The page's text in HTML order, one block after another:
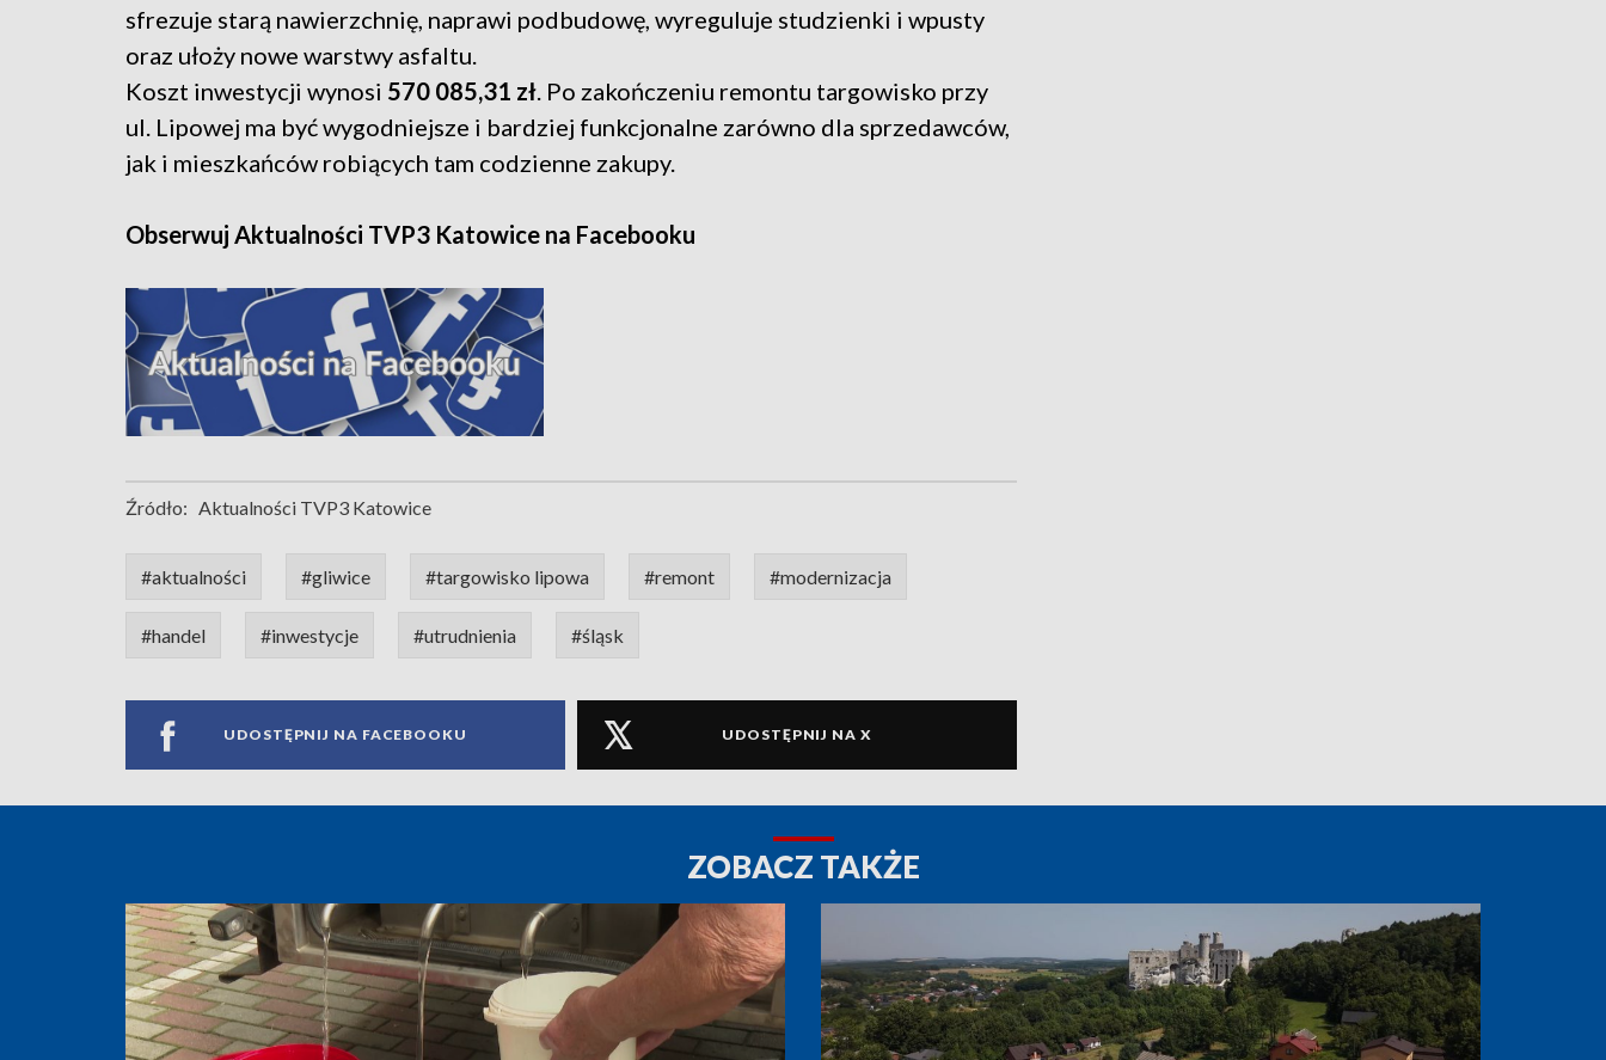
sfrezuje starą nawierzchnię, naprawi podbudowę, wyreguluje studzienki i wpusty
oraz ułoży nowe warstwy asfaltu.
Koszt inwestycji wynosi 570 085,31 zł. Po zakończeniu remontu targowisko przy
ul. Lipowej ma być wygodniejsze i bardziej funkcjonalne zarówno dla sprzedawców,
jak i mieszkańców robiących tam codzienne zakupy.
Obserwuj Aktualności TVP3 Katowice na Facebooku
Źródło: Aktualności TVP3 Katowice
#aktualności #gliwice #targowisko lipowa #remont #modernizacja
#handel #inwestycje #utrudnienia #śląsk
UDOSTĘPNIJ NA FACEBOOKU UDOSTĘPNIJ NA X
ZOBACZ TAKŻE